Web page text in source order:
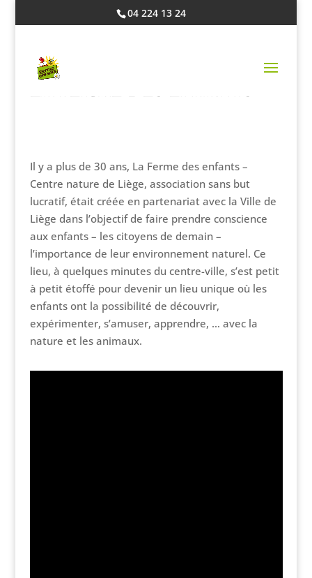
04 224 13 24
LA FERME DES ENFANTS
Il y a plus de 30 ans, La Ferme des enfants –
Centre nature de Liège, association sans but
lucratif, était créée en partenariat avec la Ville de
Liège dans l’objectif de faire prendre conscience
aux enfants – les citoyens de demain –
l’importance de leur environnement naturel. Ce
lieu, à quelques minutes du centre-ville, s’est petit
à petit étoffé pour devenir un lieu unique où les
enfants ont la possibilité de découvrir,
expérimenter, s’amuser, apprendre, … avec la
nature et les animaux.